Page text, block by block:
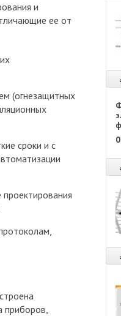
и
ее от
(огнезащитных
сроки и с
приборов,
0